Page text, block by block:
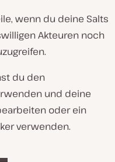
wenn du deine Salts
Akteuren noch
du den
und deine
oder ein
verwenden.